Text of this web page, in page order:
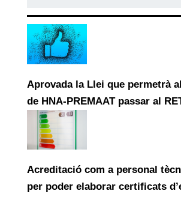
Aprovada la Llei que permetrà
de HNA-PREMAAT passar al
Acreditació com a personal
per poder elaborar certificats